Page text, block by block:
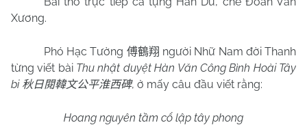
Xương.
Phó Hạc Tường 傅鶴翔 người Nhữ Nam đời Thanh
từng viết bài Thu nhật duyệt Hàn Văn Công Bình Hoài Tây
bi 秋日閱韓文公平淮西碑, ở mấy câu đầu viết rằng:
Hoang nguyên tầm cổ lập tây phong